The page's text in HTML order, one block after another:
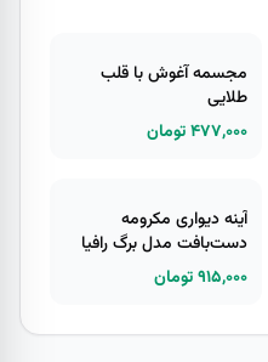
مجسمه آغوش با قلب
طلایی
۴۷۷,۰۰۰ تومان
آینه دیواری مکرومه
دست‌بافت مدل برگ رافیا
۹۱۵,۰۰۰ تومان